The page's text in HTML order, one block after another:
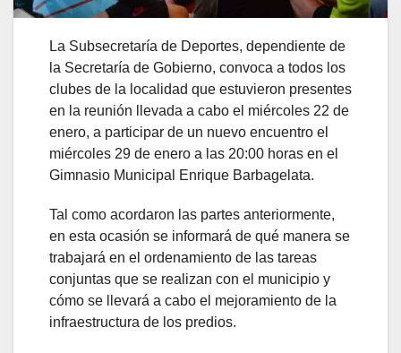
La Subsecretaría de Deportes, dependiente de
la Secretaría de Gobierno, convoca a todos los
clubes de la localidad que estuvieron presentes
en la reunión llevada a cabo el miércoles 22 de
enero, a participar de un nuevo encuentro el
miércoles 29 de enero a las 20:00 horas en el
Gimnasio Municipal Enrique Barbagelata.
Tal como acordaron las partes anteriormente,
en esta ocasión se informará de qué manera se
trabajará en el ordenamiento de las tareas
conjuntas que se realizan con el municipio y
cómo se llevará a cabo el mejoramiento de la
infraestructura de los predios.